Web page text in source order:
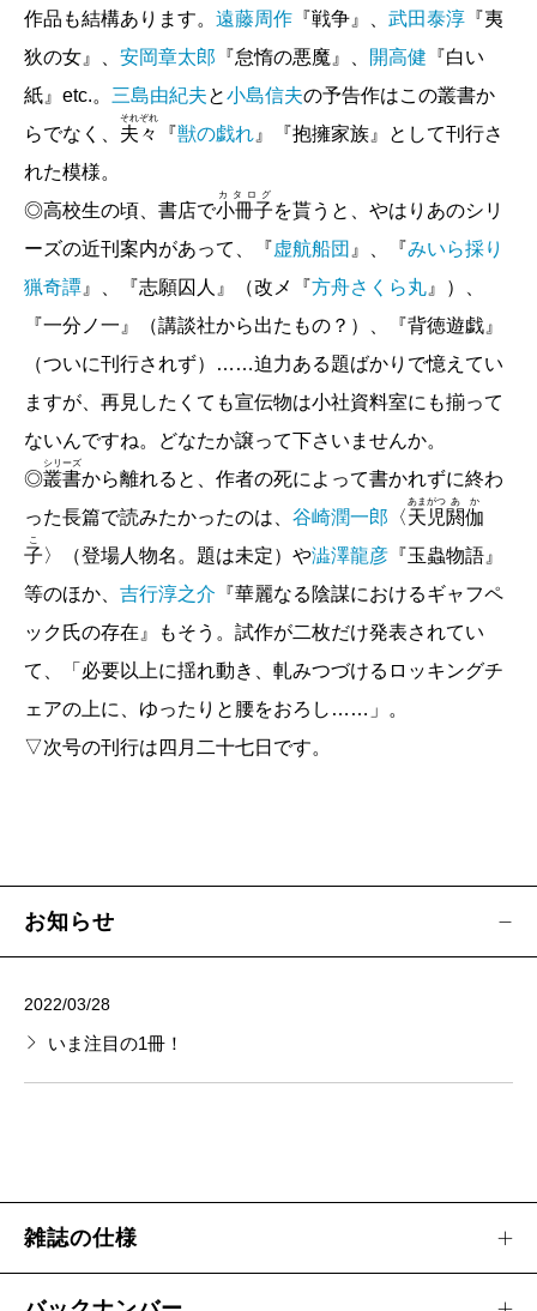
小笠原弘幸『ハレム―女官と宦官たちの世界―』
（新潮選書）
篠原千絵／漫画にできそうな2タイプのハレムの住
人
【エリイ『はい、こんにちは―Chim↑Pomエリイ
の生活と意見―』刊行記念】
［対談］エリイ×高山羽根子／人間と「スーパーラ
ット」のアーカイヴ
【特別読物】
バッキー井上／京都裏寺ハタチ過ぎ 第三部
【私の好きな新潮文庫】
朱野帰子／中年の危機を生き延びるための文庫た
方舟さくら丸
吉川トリコ『ベルサイユのゆり―マリー・アン
トワネットの花籠―』
文庫化＆新装版
【コラム】
テート小畠利子『知的に見える男、バカっぽく見
作品も結構あります。 遠藤周作 『戦争』、 武田泰淳 『夷
狄の女』、 安岡章太郎 『怠惰の悪魔』、 開高健 『白い
紙』etc.。 三島由紀夫と小島信夫の予告作はこの叢書か
らでなく、 夫
それ
々
ぞれ
『獣の戯れ 』『抱擁家族』として刊行さ
れた模様。
◎高校生の頃、書店で小冊子
カタログ
を貰うと、やはりあのシリ
ーズの近刊案内があって、『虚航船団 』、『みいら採り
猟奇譚 』、『志願囚人』（改メ『方舟さくら丸 』）、
『一分ノ一』（講談社から出たもの？）、『背徳遊戯』
（ついに刊行されず）……迫力ある題ばかりで憶えてい
ますが、再見したくても宣伝物は小社資料室にも揃って
ないんですね。どなたか譲って下さいませんか。
◎叢
シリ
書
ーズ
から離れると、作者の死によって書かれずに終わ
った長篇で読みたかったのは、 谷崎潤一郎 〈天
あま
児
がつ
閼
あ
伽
か
子
こ
〉（登場人物名。題は未定）や澁澤龍彦 『玉蟲物語』
等のほか、 吉行淳之介 『華麗なる陰謀におけるギャフペ
ック氏の存在』もそう。試作が二枚だけ発表されてい
て、「必要以上に揺れ動き、軋みつづけるロッキングチ
ェアの上に、ゆったりと腰をおろし……」。
▽次号の刊行は四月二十七日です。
お知らせ
2022/03/28
いま注目の1冊！
雑誌の仕様